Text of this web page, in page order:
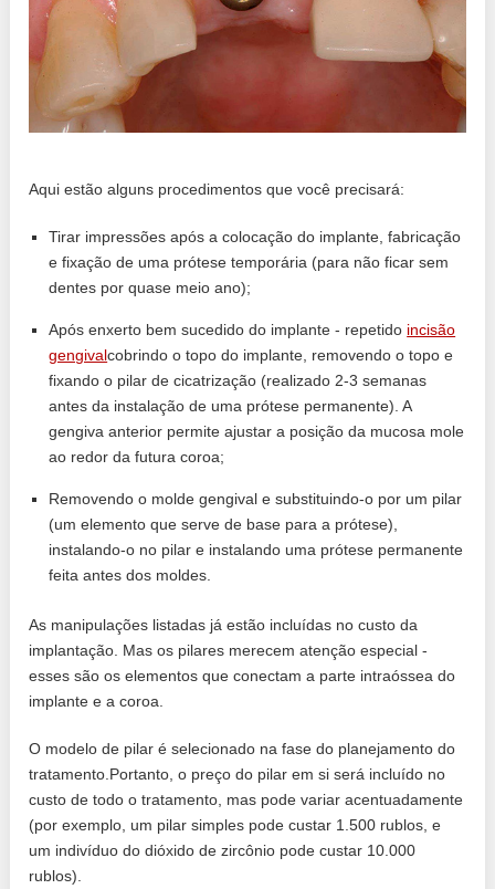
Aqui estão alguns procedimentos que você precisará:
Tirar impressões após a colocação do implante, fabricação
e fixação de uma prótese temporária (para não ficar sem
dentes por quase meio ano);
Após enxerto bem sucedido do implante - repetido incisão
gengivalcobrindo o topo do implante, removendo o topo e
fixando o pilar de cicatrização (realizado 2-3 semanas
antes da instalação de uma prótese permanente). A
gengiva anterior permite ajustar a posição da mucosa mole
ao redor da futura coroa;
Removendo o molde gengival e substituindo-o por um pilar
(um elemento que serve de base para a prótese),
instalando-o no pilar e instalando uma prótese permanente
feita antes dos moldes.
As manipulações listadas já estão incluídas no custo da
implantação. Mas os pilares merecem atenção especial -
esses são os elementos que conectam a parte intraóssea do
implante e a coroa.
O modelo de pilar é selecionado na fase do planejamento do
tratamento.Portanto, o preço do pilar em si será incluído no
custo de todo o tratamento, mas pode variar acentuadamente
(por exemplo, um pilar simples pode custar 1.500 rublos, e
um indivíduo do dióxido de zircônio pode custar 10.000
rublos).